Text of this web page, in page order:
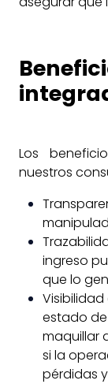
Los
nuestros
ingreso
que lo
estado
maquillar
si la
pérdidas